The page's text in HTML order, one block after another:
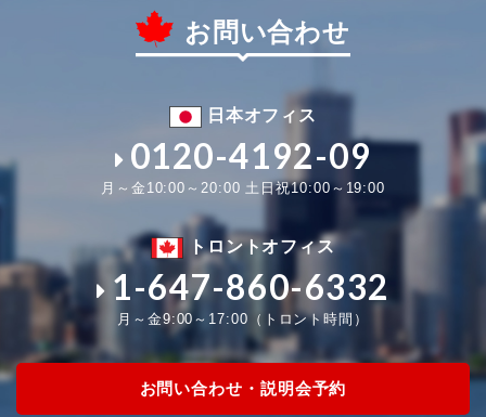
お問い合わせ
日本オフィス
0120-4192-09
月～金10:00～20:00 土日祝10:00～19:00
トロントオフィス
1-647-860-6332
月～金9:00～17:00（トロント時間）
お問い合わせ・説明会予約